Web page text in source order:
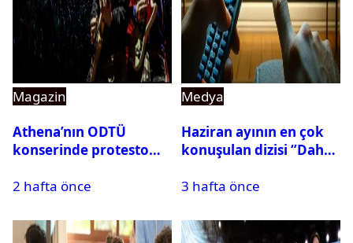
Magazin
Athena’nın ODTÜ
konserinde protesto
2 hafta önce
Medya
Haziran ayının en çok
konuşulan dizisi ‘’Daha
3 hafta önce